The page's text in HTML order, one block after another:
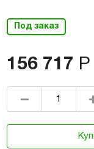
Под заказ
156 717 Р